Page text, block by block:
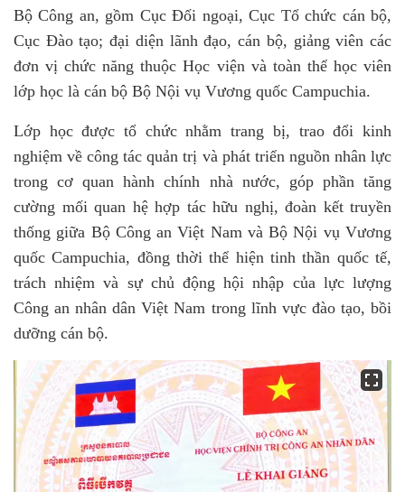
Bộ Công an, gồm Cục Đối ngoại, Cục Tổ chức cán bộ,
Cục Đào tạo; đại diện lãnh đạo, cán bộ, giảng viên các
đơn vị chức năng thuộc Học viện và toàn thể học viên
lớp học là cán bộ Bộ Nội vụ Vương quốc Campuchia.
Lớp học được tổ chức nhằm trang bị, trao đổi kinh
nghiệm về công tác quản trị và phát triển nguồn nhân lực
trong cơ quan hành chính nhà nước, góp phần tăng
cường mối quan hệ hợp tác hữu nghị, đoàn kết truyền
thống giữa Bộ Công an Việt Nam và Bộ Nội vụ Vương
quốc Campuchia, đồng thời thể hiện tinh thần quốc tế,
trách nhiệm và sự chủ động hội nhập của lực lượng
Công an nhân dân Việt Nam trong lĩnh vực đào tạo, bồi
dưỡng cán bộ.